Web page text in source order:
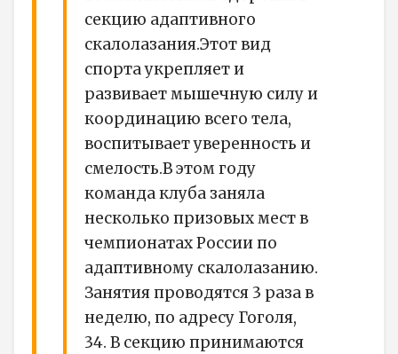
секцию адаптивного
скалолазания.Этот вид
спорта укрепляет и
развивает мышечную силу и
координацию всего тела,
воспитывает уверенность и
смелость.В этом году
команда клуба заняла
несколько призовых мест в
чемпионатах России по
адаптивному скалолазанию.
Занятия проводятся 3 раза в
неделю, по адресу Гоголя,
34. В секцию принимаются